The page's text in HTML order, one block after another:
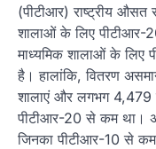
(पीटीआर) राष्ट्रीय
शालाओं के लिए पीटीआर-
माध्यमिक शालाओं के लिए
है। हालांकि, वितरण
शालाएं और लगभग 4,479
पीटीआर-20 से कम था।
जिनका पीटीआर-10 से